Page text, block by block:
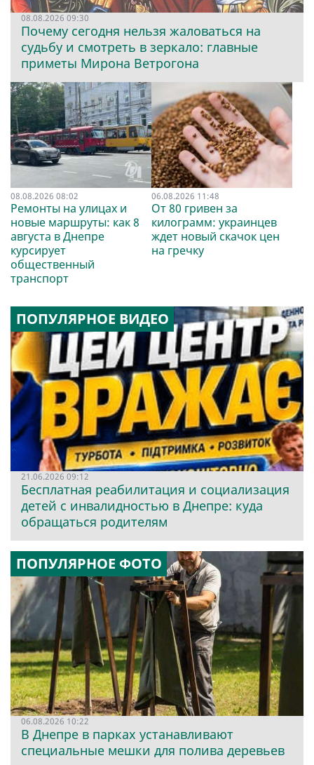
08.08.2026 09:30
Почему сегодня нельзя жаловаться на
судьбу и смотреть в зеркало: главные
приметы Мирона Ветрогона
08.08.2026 08:02
Ремонты на улицах и
новые маршруты: как 8
августа в Днепре
курсирует
общественный
транспорт
06.08.2026 11:48
От 80 гривен за
килограмм: украинцев
ждет новый скачок цен
на гречку
ПОПУЛЯРНОЕ ВИДЕО
21.06.2026 09:12
Бесплатная реабилитация и социализация
детей с инвалидностью в Днепре: куда
обращаться родителям
ПОПУЛЯРНОЕ ФОТО
06.08.2026 10:22
В Днепре в парках устанавливают
специальные мешки для полива деревьев